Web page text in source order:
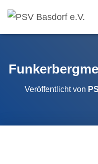
Veröffentlicht von